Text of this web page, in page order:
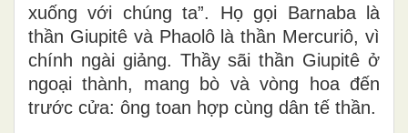
xuống với chúng ta”. Họ gọi Barnaba là
thần Giupitê và Phaolô là thần Mercuriô, vì
chính ngài giảng. Thầy sãi thần Giupitê ở
ngoại thành, mang bò và vòng hoa đến
trước cửa: ông toan hợp cùng dân tế thần.